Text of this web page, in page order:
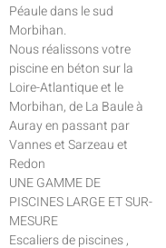
Péaule dans le sud
Morbihan.
Nous réalissons votre
piscine en béton sur la
Loire-Atlantique et le
Morbihan, de La Baule à
Auray en passant par
Vannes et Sarzeau et
Redon
UNE GAMME DE
PISCINES LARGE ET SUR-
MESURE
Escaliers de piscines ,